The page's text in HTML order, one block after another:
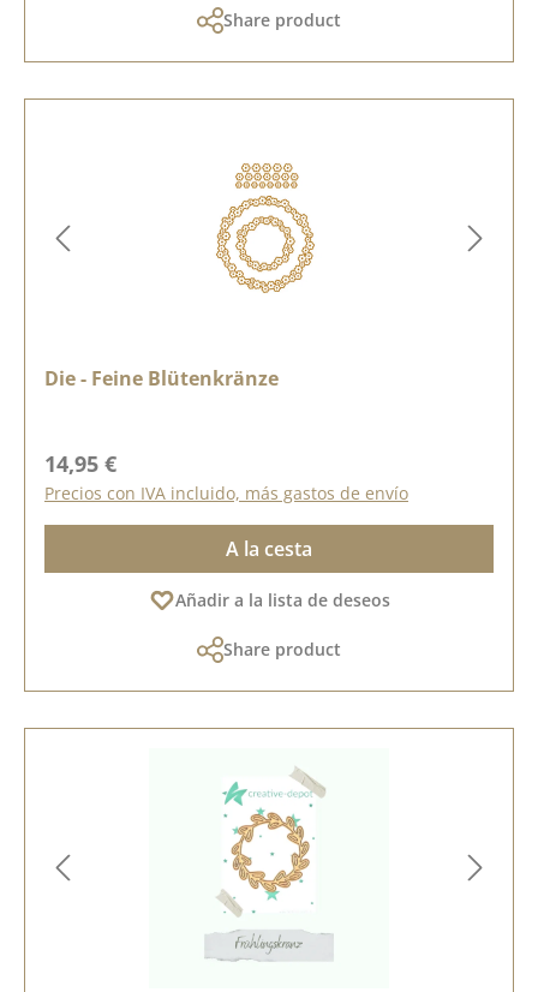
Share product
Die - Feine Blütenkränze
Precio normal:
14,95 €
Precios con IVA incluido, más gastos de envío
A la cesta
Añadir a la lista de deseos
Share product